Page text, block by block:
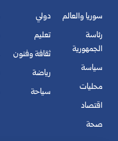
سوريا والعالم
رئاسة
الجمهورية
سياسة
محليات
اقتصاد
صحة
دولي
تعليم
ثقافة وفنون
رياضة
سياحة